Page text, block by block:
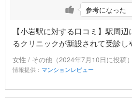
参考になった
【小岩駅に対する口コミ】駅周
るクリニックが新設されて受診し
女性 / その他（2024年7月10日に投稿）
情報提供： マンションレビュー